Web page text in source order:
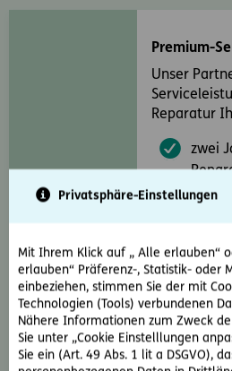
Privatsphäre-Einstellungen
Mit Ihrem Klick auf „ Alle erlauben“
erlauben“ Präferenz-, Statistik- oder
einbeziehen, stimmen Sie der mit
Technologien (Tools) verbundenen
Nähere Informationen zum Zweck
Sie unter „Cookie Einstelllungen
Sie ein (Art. 49 Abs. 1 lit a DSGVO),
Premium-
Unser
Reparatur
zwei
Autos